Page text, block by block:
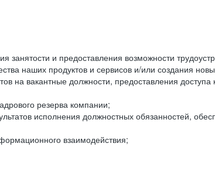
и предоставления возможности
наших продуктов и сервисов и/или создания
на вакантные должности, предоставления доступа
резерва компании;
исполнения должностных обязанностей,
взаимодействия;